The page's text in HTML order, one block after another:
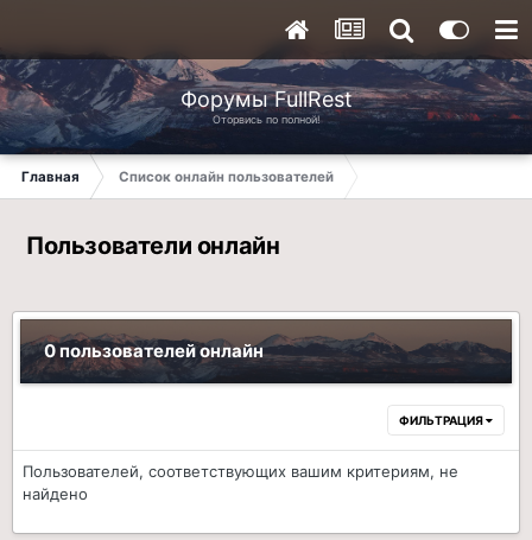
Форумы FullRest
Оторвись по полной!
Главная Список онлайн пользователей
Пользователи онлайн
0 пользователей онлайн
ФИЛЬТРАЦИЯ
Пользователей, соответствующих вашим критериям, не
найдено